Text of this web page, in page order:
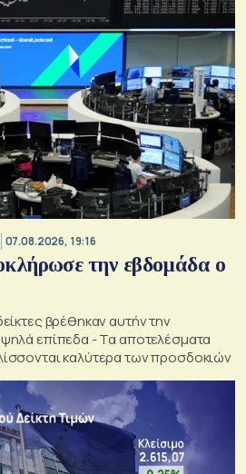
07.08.2026, 19:16
την εβδομάδα ο
βρέθηκαν αυτήν την
επίπεδα - Τα αποτελέσματα
καλύτερα των προσδοκιών